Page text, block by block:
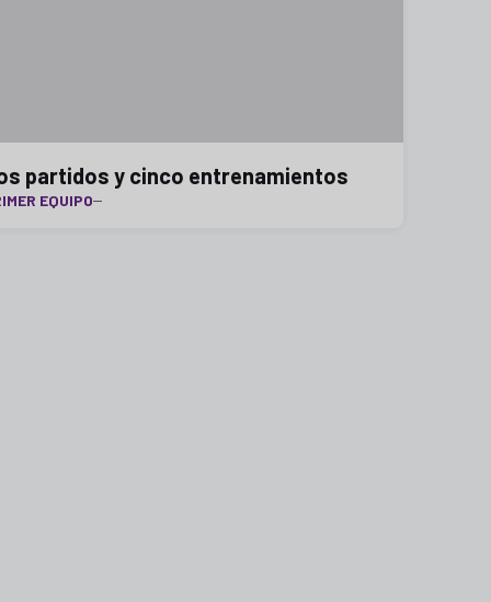
partidos y cinco entrenamientos
EQUIPO